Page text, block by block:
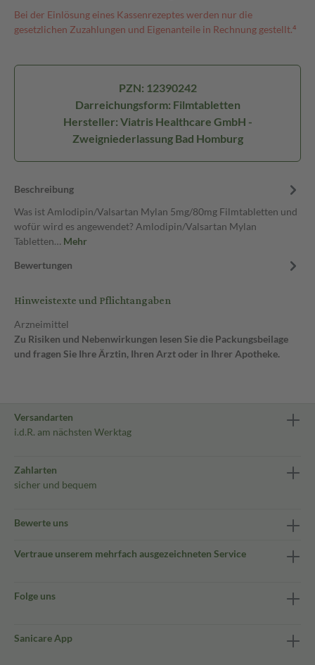
Bei der Einlösung eines Kassenrezeptes werden nur die
gesetzlichen Zuzahlungen und Eigenanteile in Rechnung gestellt.⁴
PZN: 12390242
Darreichungsform: Filmtabletten
Hersteller: Viatris Healthcare GmbH -
Zweigniederlassung Bad Homburg
Beschreibung
Was ist Amlodipin/Valsartan Mylan 5mg/80mg Filmtabletten und
wofür wird es angewendet? Amlodipin/Valsartan Mylan
Tabletten… Mehr
Bewertungen
Hinweistexte und Pflichtangaben
Arzneimittel
Zu Risiken und Nebenwirkungen lesen Sie die Packungsbeilage
und fragen Sie Ihre Ärztin, Ihren Arzt oder in Ihrer Apotheke.
Versandarten
i.d.R. am nächsten Werktag
Zahlarten
sicher und bequem
Bewerte uns
Vertraue unserem mehrfach ausgezeichneten Service
Folge uns
Sanicare App